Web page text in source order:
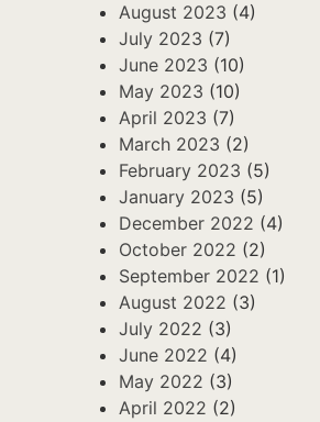
August 2023 (4)
July 2023 (7)
June 2023 (10)
May 2023 (10)
April 2023 (7)
March 2023 (2)
February 2023 (5)
January 2023 (5)
December 2022 (4)
October 2022 (2)
September 2022 (1)
August 2022 (3)
July 2022 (3)
June 2022 (4)
May 2022 (3)
April 2022 (2)